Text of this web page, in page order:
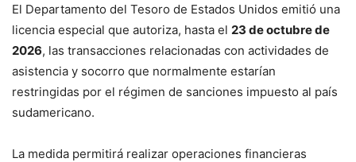
El Departamento del Tesoro de Estados Unidos emitió una
licencia especial que autoriza, hasta el 23 de octubre de
2026, las transacciones relacionadas con actividades de
asistencia y socorro que normalmente estarían
restringidas por el régimen de sanciones impuesto al país
sudamericano.
La medida permitirá realizar operaciones financieras